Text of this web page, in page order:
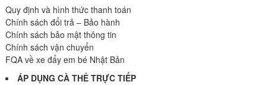
Quy định và hình thức thanh toán
Chính sách đổi trả – Bảo hành
Chính sách bảo mật thông tin
Chính sách vận chuyển
FQA về xe đẩy em bé Nhật Bản
ÁP DỤNG CÀ THẺ TRỰC TIẾP